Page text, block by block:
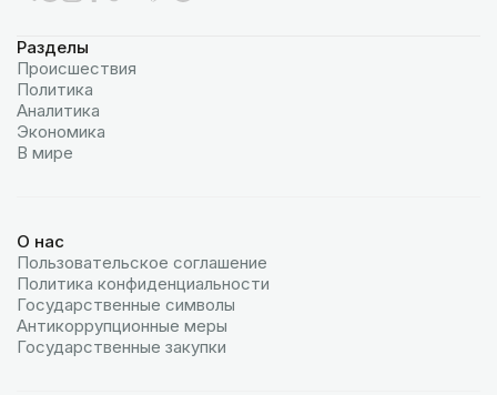
Разделы
Происшествия
Политика
Аналитика
Экономика
В мире
О нас
Пользовательское соглашение
Политика конфиденциальности
Государственные символы
Антикоррупционные меры
Государственные закупки